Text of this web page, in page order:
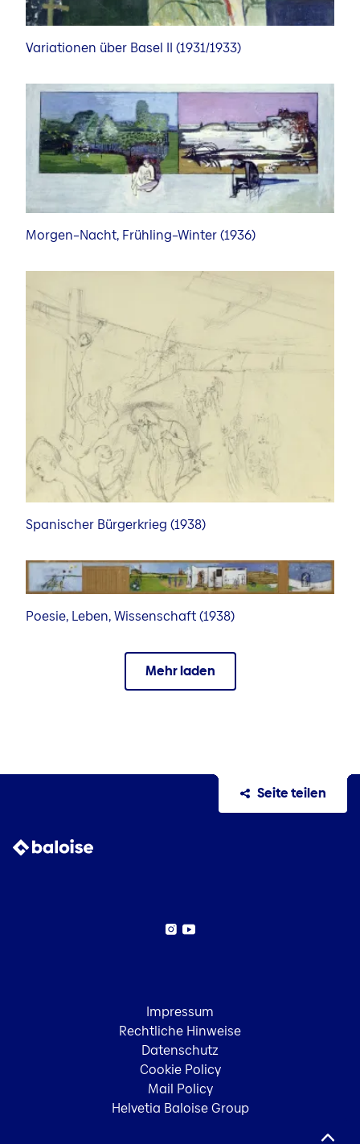
Variationen über Basel II (1931/1933)
Morgen–Nacht, Frühling–Winter (1936)
Spanischer Bürgerkrieg (1938)
Poesie, Leben, Wissenschaft (1938)
Mehr laden
Seite teilen
Instagram
YouTube
Impressum
Rechtliche Hinweise
Datenschutz
Cookie Policy
Mail Policy
Helvetia Baloise Group